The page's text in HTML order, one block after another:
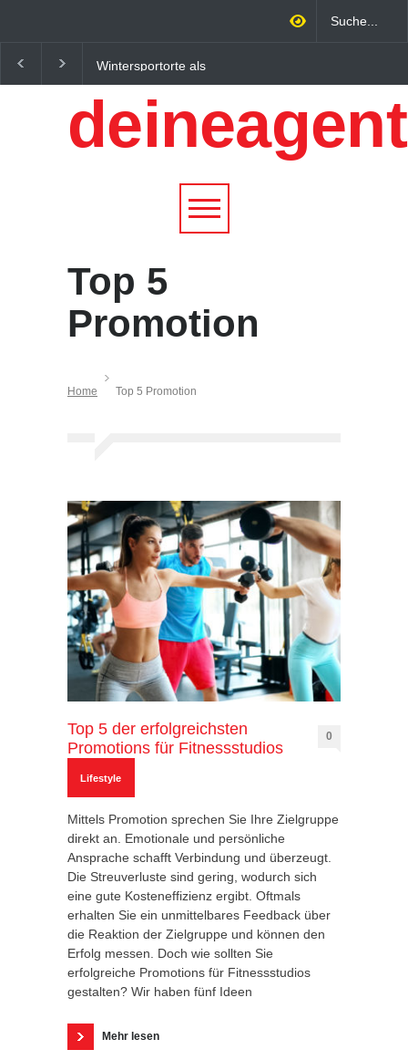
Wintersportorte als
Wirtschaftsfaktor: Wie
Alpenregionen von
Qualitätstourismus
profitieren
digitalen Zeitalter:
Unternehmen
wachsen lässt
Top 5
Promotion
Home Top 5 Promotion
Top 5 der erfolgreichsten
Promotions für Fitnessstudios
0
Lifestyle
Mittels Promotion sprechen Sie Ihre Zielgruppe
direkt an. Emotionale und persönliche
Ansprache schafft Verbindung und überzeugt.
Die Streuverluste sind gering, wodurch sich
eine gute Kosteneffizienz ergibt. Oftmals
erhalten Sie ein unmittelbares Feedback über
die Reaktion der Zielgruppe und können den
Erfolg messen. Doch wie sollten Sie
erfolgreiche Promotions für Fitnessstudios
gestalten? Wir haben fünf Ideen
Mehr lesen